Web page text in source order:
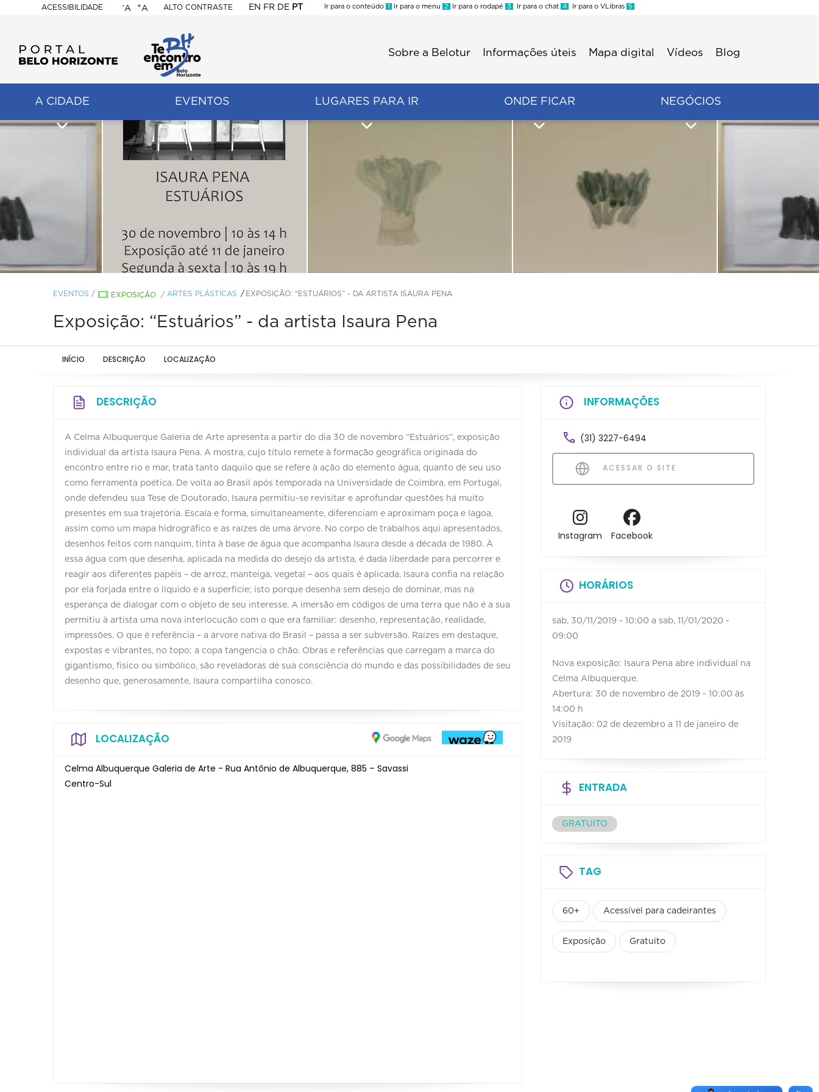
ACESSIBILIDADE
BELO
HORIZONTE
-A +A ALTO CONTRASTE EN FR DE PT
Ir para o conteúdo 1 Ir para o menu 2 Ir para o rodapé 3 Ir para o chat 4 Ir para o VLibras 5
Sobre a Belotur Informações úteis Mapa digital Vídeos Blog
A CIDADE EVENTOS LUGARES PARA IR ONDE FICAR NEGÓCIOS
EVENTOS / EXPOSIÇÃO / ARTES PLÁSTICAS EXPOSIÇÃO: “ESTUÁRIOS” - DA ARTISTA ISAURA PENA
Exposição: “Estuários” - da artista Isaura Pena
INÍCIO DESCRIÇÃO LOCALIZAÇÃO
DESCRIÇÃO
A Celma Albuquerque Galeria de Arte apresenta a partir do dia 30 de novembro “Estuários”, exposição
individual da artista Isaura Pena. A mostra, cujo título remete à formação geográfica originada do
encontro entre rio e mar, trata tanto daquilo que se refere à ação do elemento água, quanto de seu uso
como ferramenta poética. De volta ao Brasil após temporada na Universidade de Coimbra, em Portugal,
onde defendeu sua Tese de Doutorado, Isaura permitiu-se revisitar e aprofundar questões há muito
presentes em sua trajetória. Escala e forma, simultaneamente, diferenciam e aproximam poça e lagoa,
assim como um mapa hidrográfico e as raízes de uma árvore. No corpo de trabalhos aqui apresentados,
desenhos feitos com nanquim, tinta à base de água que acompanha Isaura desde a década de 1980. À
essa água com que desenha, aplicada na medida do desejo da artista, é dada liberdade para percorrer e
reagir aos diferentes papéis – de arroz, manteiga, vegetal – aos quais é aplicada. Isaura confia na relação
por ela forjada entre o líquido e a superfície; isto porque desenha sem desejo de dominar, mas na
esperança de dialogar com o objeto de seu interesse. A imersão em códigos de uma terra que não é a sua
permitiu à artista uma nova interlocução com o que era familiar: desenho, representação, realidade,
impressões. O que é referência – a árvore nativa do Brasil – passa a ser subversão. Raízes em destaque,
expostas e vibrantes, no topo; a copa tangencia o chão. Obras e referências que carregam a marca do
gigantismo, físico ou simbólico, são reveladoras de sua consciência do mundo e das possibilidades de seu
desenho que, generosamente, Isaura compartilha conosco.
LOCALIZAÇÃO
Celma Albuquerque Galeria de Arte - Rua Antônio de Albuquerque, 885 – Savassi
Centro-Sul
INFORMAÇÕES
(31) 3227-6494
ACESSAR O SITE
Instagram Facebook
HORÁRIOS
sab, 30/11/2019 - 10:00 a sab, 11/01/2020 -
09:00
Nova exposição: Isaura Pena abre individual na
Celma Albuquerque.
Abertura: 30 de novembro de 2019 - 10:00 às
14:00 h
Visitação: 02 de dezembro a 11 de janeiro de
2019
ENTRADA
GRATUITO
TAG
60+ Acessível para cadeirantes
Exposição Gratuito